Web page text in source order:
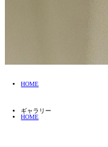
HOME
ギャラリー
HOME